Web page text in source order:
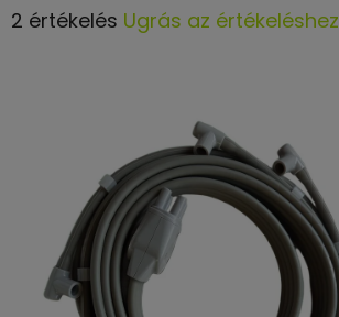
A
csillag.
2 értékelés Ugrás az értékeléshez